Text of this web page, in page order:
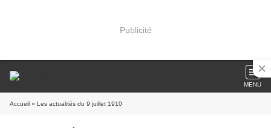
Publicité
MENU
Accueil » Les actualités du 9 juillet 1910